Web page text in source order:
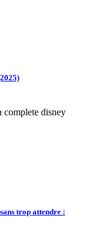
trop attendre :